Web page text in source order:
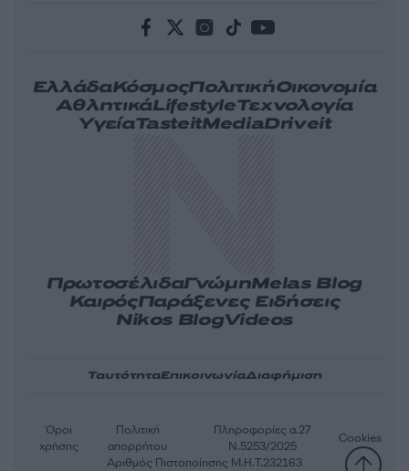
ΕλλάδαΚόσμοςΠολιτικήΟικονομία
ΑθλητικάLifestyleΤεχνολογία
ΥγείαTasteitMediaDriveit
ΠρωτοσέλιδαΓνώμηMelas Blog
ΚαιρόςΠαράξενες Ειδήσεις
Nikos BlogVideos
ΤαυτότηταΕπικοινωνίαΔιαφήμιση
Αριθμός Πιστοποίησης Μ.Η.Τ.232163
Όροι
χρήσης
Πολιτική
απορρήτου
Πληροφορίες α.27
Ν.5253/2025
Cookies